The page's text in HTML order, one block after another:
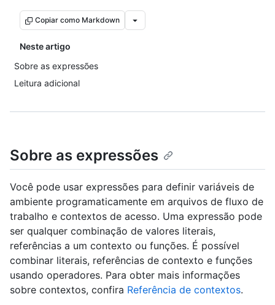
Copiar como Markdown
Neste artigo
Sobre as expressões
Leitura adicional
Sobre as expressões
Você pode usar expressões para definir variáveis de
ambiente programaticamente em arquivos de fluxo de
trabalho e contextos de acesso. Uma expressão pode
ser qualquer combinação de valores literais,
referências a um contexto ou funções. É possível
combinar literais, referências de contexto e funções
usando operadores. Para obter mais informações
sobre contextos, confira Referência de contextos.